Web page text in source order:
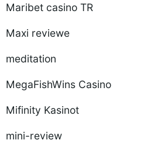
Maribet casino TR
Maxi reviewe
meditation
MegaFishWins Casino
Mifinity Kasinot
mini-review